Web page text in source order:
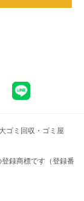
ゴミ回収・ゴミ屋
録商標です（登録番